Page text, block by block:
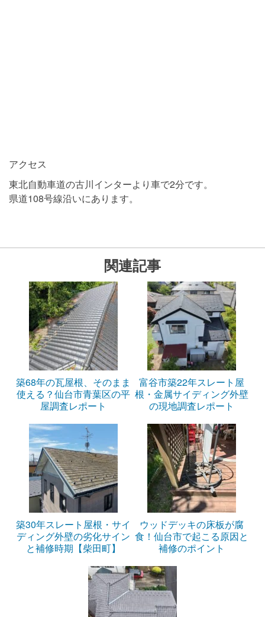
アクセス
東北自動車道の古川インターより車で2分です。
県道108号線沿いにあります。
関連記事
築68年の瓦屋根、そのまま
使える？仙台市青葉区の平
屋調査レポート
富谷市築22年スレート屋
根・金属サイディング外壁
の現地調査レポート
築30年スレート屋根・サイ
ディング外壁の劣化サイン
と補修時期【柴田町】
ウッドデッキの床板が腐
食！仙台市で起こる原因と
補修のポイント